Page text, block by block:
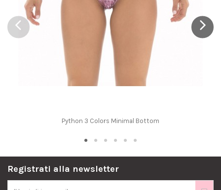
Python 3 Colors Minimal Bottom
Registrati alla newsletter